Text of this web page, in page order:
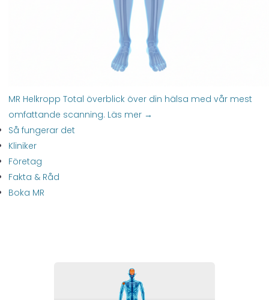
MR Helkropp Total överblick över din hälsa med vår mest
omfattande scanning. Läs mer →
Så fungerar det
Kliniker
Företag
Fakta & Råd
Boka MR